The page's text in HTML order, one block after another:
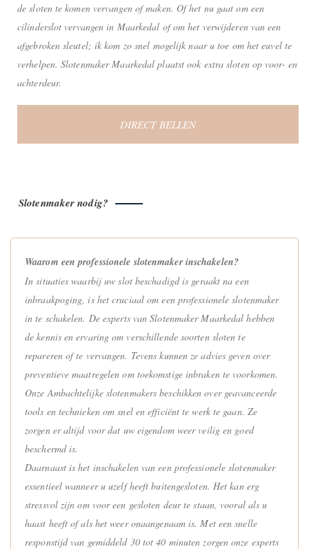
de sloten te komen vervangen of maken. Of het nu gaat om een
cilinderslot vervangen in Maarkedal of om het verwijderen van een
afgebroken sleutel; ik kom zo snel mogelijk naar u toe om het euvel te
verhelpen. Slotenmaker Maarkedal plaatst ook extra sloten op voor- en
achterdeur.
DIRECT BELLEN
Slotenmaker nodig?
Waarom een professionele slotenmaker inschakelen?
In situaties waarbij uw slot beschadigd is geraakt na een
inbraakpoging, is het cruciaal om een professionele slotenmaker
in te schakelen. De experts van Slotenmaker Maarkedal hebben
de kennis en ervaring om verschillende soorten sloten te
repareren of te vervangen. Tevens kunnen ze advies geven over
preventieve maatregelen om toekomstige inbraken te voorkomen.
Onze Ambachtelijke slotenmakers beschikken over geavanceerde
tools en technieken om snel en efficiënt te werk te gaan. Ze
zorgen er altijd voor dat uw eigendom weer veilig en goed
beschermd is.
Daarnaast is het inschakelen van een professionele slotenmaker
essentieel wanneer u uzelf heeft buitengesloten. Het kan erg
stressvol zijn om voor een gesloten deur te staan, vooral als u
haast heeft of als het weer onaangenaam is. Met een snelle
responstijd van gemiddeld 30 tot 40 minuten zorgen onze experts